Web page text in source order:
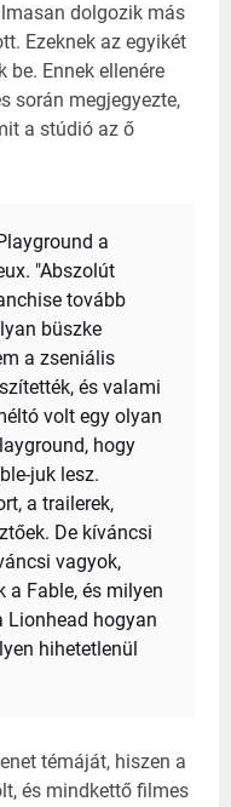
dolgozik más
Ezeknek az egyikét
Ennek ellenére
során megjegyezte,
a stúdió az ő
a
"Abszolút
tovább
büszke
a zseniális
és valami
volt egy olyan
hogy
juk lesz.
a trailerek,
De kíváncsi
vagyok,
a Fable, és milyen
Lionhead hogyan
hihetetlenül
témáját, hiszen a
és mindkettő filmes